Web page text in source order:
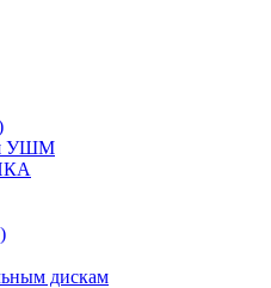
УШМ
дискам